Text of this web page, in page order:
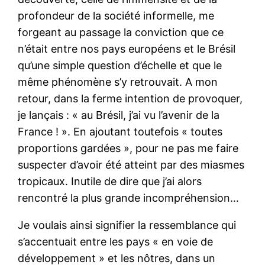
profondeur de la société informelle, me
forgeant au passage la conviction que ce
n’était entre nos pays européens et le Brésil
qu’une simple question d’échelle et que le
même phénomène s’y retrouvait. A mon
retour, dans la ferme intention de provoquer,
je lançais : « au Brésil, j’ai vu l’avenir de la
France ! ». En ajoutant toutefois « toutes
proportions gardées », pour ne pas me faire
suspecter d’avoir été atteint par des miasmes
tropicaux. Inutile de dire que j’ai alors
rencontré la plus grande incompréhension…
Je voulais ainsi signifier la ressemblance qui
s’accentuait entre les pays « en voie de
développement » et les nôtres, dans un